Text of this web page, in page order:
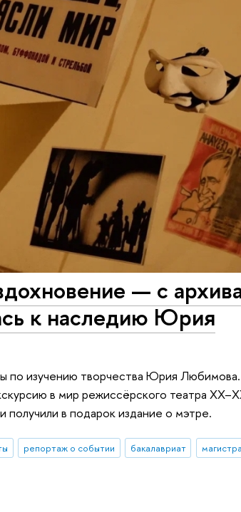
— с
к наследию Юрия
по изучению творчества Юрия
в мир режиссёрского театра
в подарок издание о мэтре.
репортаж о событии бакалавриат